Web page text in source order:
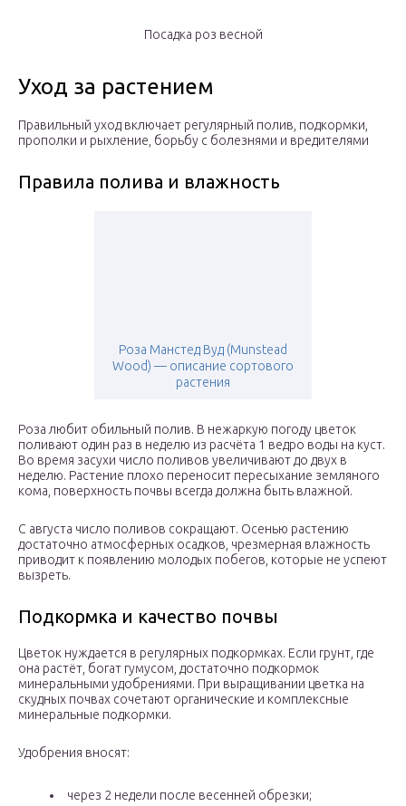
Посадка роз весной
Уход за растением
Правильный уход включает регулярный полив, подкормки,
прополки и рыхление, борьбу с болезнями и вредителями
Правила полива и влажность
Роза Манстед Вуд (Munstead
Wood) — описание сортового
растения
Роза любит обильный полив. В нежаркую погоду цветок
поливают один раз в неделю из расчёта 1 ведро воды на куст.
Во время засухи число поливов увеличивают до двух в
неделю. Растение плохо переносит пересыхание земляного
кома, поверхность почвы всегда должна быть влажной.
С августа число поливов сокращают. Осенью растению
достаточно атмосферных осадков, чрезмерная влажность
приводит к появлению молодых побегов, которые не успеют
вызреть.
Подкормка и качество почвы
Цветок нуждается в регулярных подкормках. Если грунт, где
она растёт, богат гумусом, достаточно подкормок
минеральными удобрениями. При выращивании цветка на
скудных почвах сочетают органические и комплексные
минеральные подкормки.
Удобрения вносят:
через 2 недели после весенней обрезки;